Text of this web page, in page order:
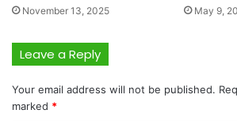
November 13, 2025 May 9,
Leave a Reply
Your email address will not be published.
marked *